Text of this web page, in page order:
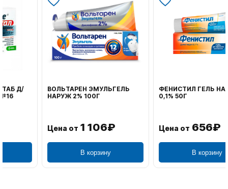
ВОЛЬТАРЕН ЭМУЛЬГЕЛЬ
НАРУЖ 2% 100Г
1 106₽
ФЕНИСТИЛ ГЕЛЬ НАРУЖ
656₽